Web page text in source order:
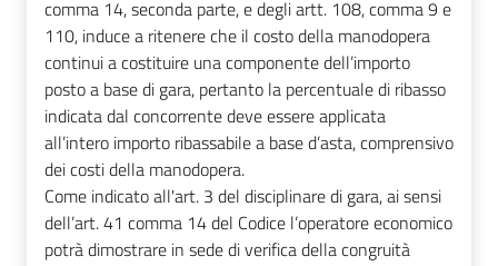
comma 14, seconda parte, e degli artt. 108, comma 9 e
110, induce a ritenere che il costo della manodopera
continui a costituire una componente dell’importo
posto a base di gara, pertanto la percentuale di ribasso
indicata dal concorrente deve essere applicata
all’intero importo ribassabile a base d’asta, comprensivo
dei costi della manodopera.
Come indicato all'art. 3 del disciplinare di gara, ai sensi
dell’art. 41 comma 14 del Codice l’operatore economico
potrà dimostrare in sede di verifica della congruità